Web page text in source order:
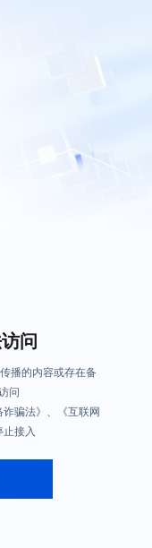
问
播的内容或存在备
问
骗法》、《互联网
接入